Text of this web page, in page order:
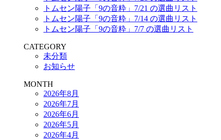
トムセン陽子「9の音粋」7/21 の選曲リスト
トムセン陽子「9の音粋」7/14 の選曲リスト
トムセン陽子「9の音粋」7/7 の選曲リスト
CATEGORY
未分類
お知らせ
MONTH
2026年8月
2026年7月
2026年6月
2026年5月
2026年4月